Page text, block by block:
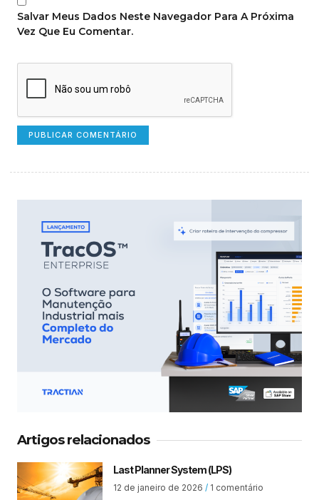
Salvar Meus Dados Neste Navegador Para A Próxima
Vez Que Eu Comentar.
Artigos relacionados
Last Planner System (LPS)
12 de janeiro de 2026 1 comentário